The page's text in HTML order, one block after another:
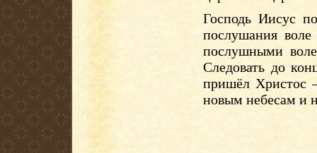
Господь Иисус
послушания
послушными
Следовать до
пришёл Христос
новым небесам и